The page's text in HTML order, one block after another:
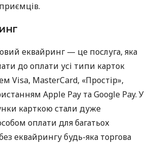
еквайринг — це послуга, яка
до оплати усі типи карток
Visa, MasterCard, «Простір»,
Apple Pay та Google Pay. У
карткою стали дуже
оплати для багатьох
еквайрингу будь-яка торгова